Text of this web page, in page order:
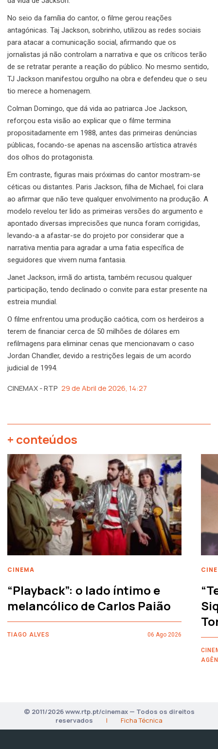
No seio da família do cantor, o filme gerou reações
antagónicas. Taj Jackson, sobrinho, utilizou as redes sociais
para atacar a comunicação social, afirmando que os
jornalistas já não controlam a narrativa e que os críticos terão
de se retratar perante a reação do público. No mesmo sentido,
TJ Jackson manifestou orgulho na obra e defendeu que o seu
tio merece a homenagem.
Colman Domingo, que dá vida ao patriarca Joe Jackson,
reforçou esta visão ao explicar que o filme termina
propositadamente em 1988, antes das primeiras denúncias
públicas, focando-se apenas na ascensão artística através
dos olhos do protagonista.
Em contraste, figuras mais próximas do cantor mostram-se
céticas ou distantes. Paris Jackson, filha de Michael, foi clara
ao afirmar que não teve qualquer envolvimento na produção. A
modelo revelou ter lido as primeiras versões do argumento e
apontado diversas imprecisões que nunca foram corrigidas,
levando-a a afastar-se do projeto por considerar que a
narrativa mentia para agradar a uma fatia específica de
seguidores que vivem numa fantasia.
Janet Jackson, irmã do artista, também recusou qualquer
participação, tendo declinado o convite para estar presente na
estreia mundial.
O filme enfrentou uma produção caótica, com os herdeiros a
terem de financiar cerca de 50 milhões de dólares em
refilmagens para eliminar cenas que mencionavam o caso
Jordan Chandler, devido a restrições legais de um acordo
judicial de 1994.
CINEMAX - RTP 29 de Abril de 2026, 14:27
+ conteúdos
CINEMA
“Playback”: o lado íntimo e
melancólico de Carlos Paião
TIAGO ALVES 06 Ago 2026
© 2011/2026 www.rtp.pt/cinemax — Todos os direitos
reservados
| Ficha Técnica